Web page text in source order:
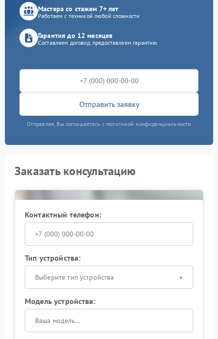
Мастера со стажем 7+ лет
Работаем с техникой любой сложности
Гарантия до 12 месяцев
Составляем договор, предоставляем гарантию
Отправить заявку
Отправляя, Вы соглашаетесь с политикой конфиденциальности
Заказать консультацию
Контактный телефон:
Тип устройства:
Выберите тип устройства
Модель устройства: